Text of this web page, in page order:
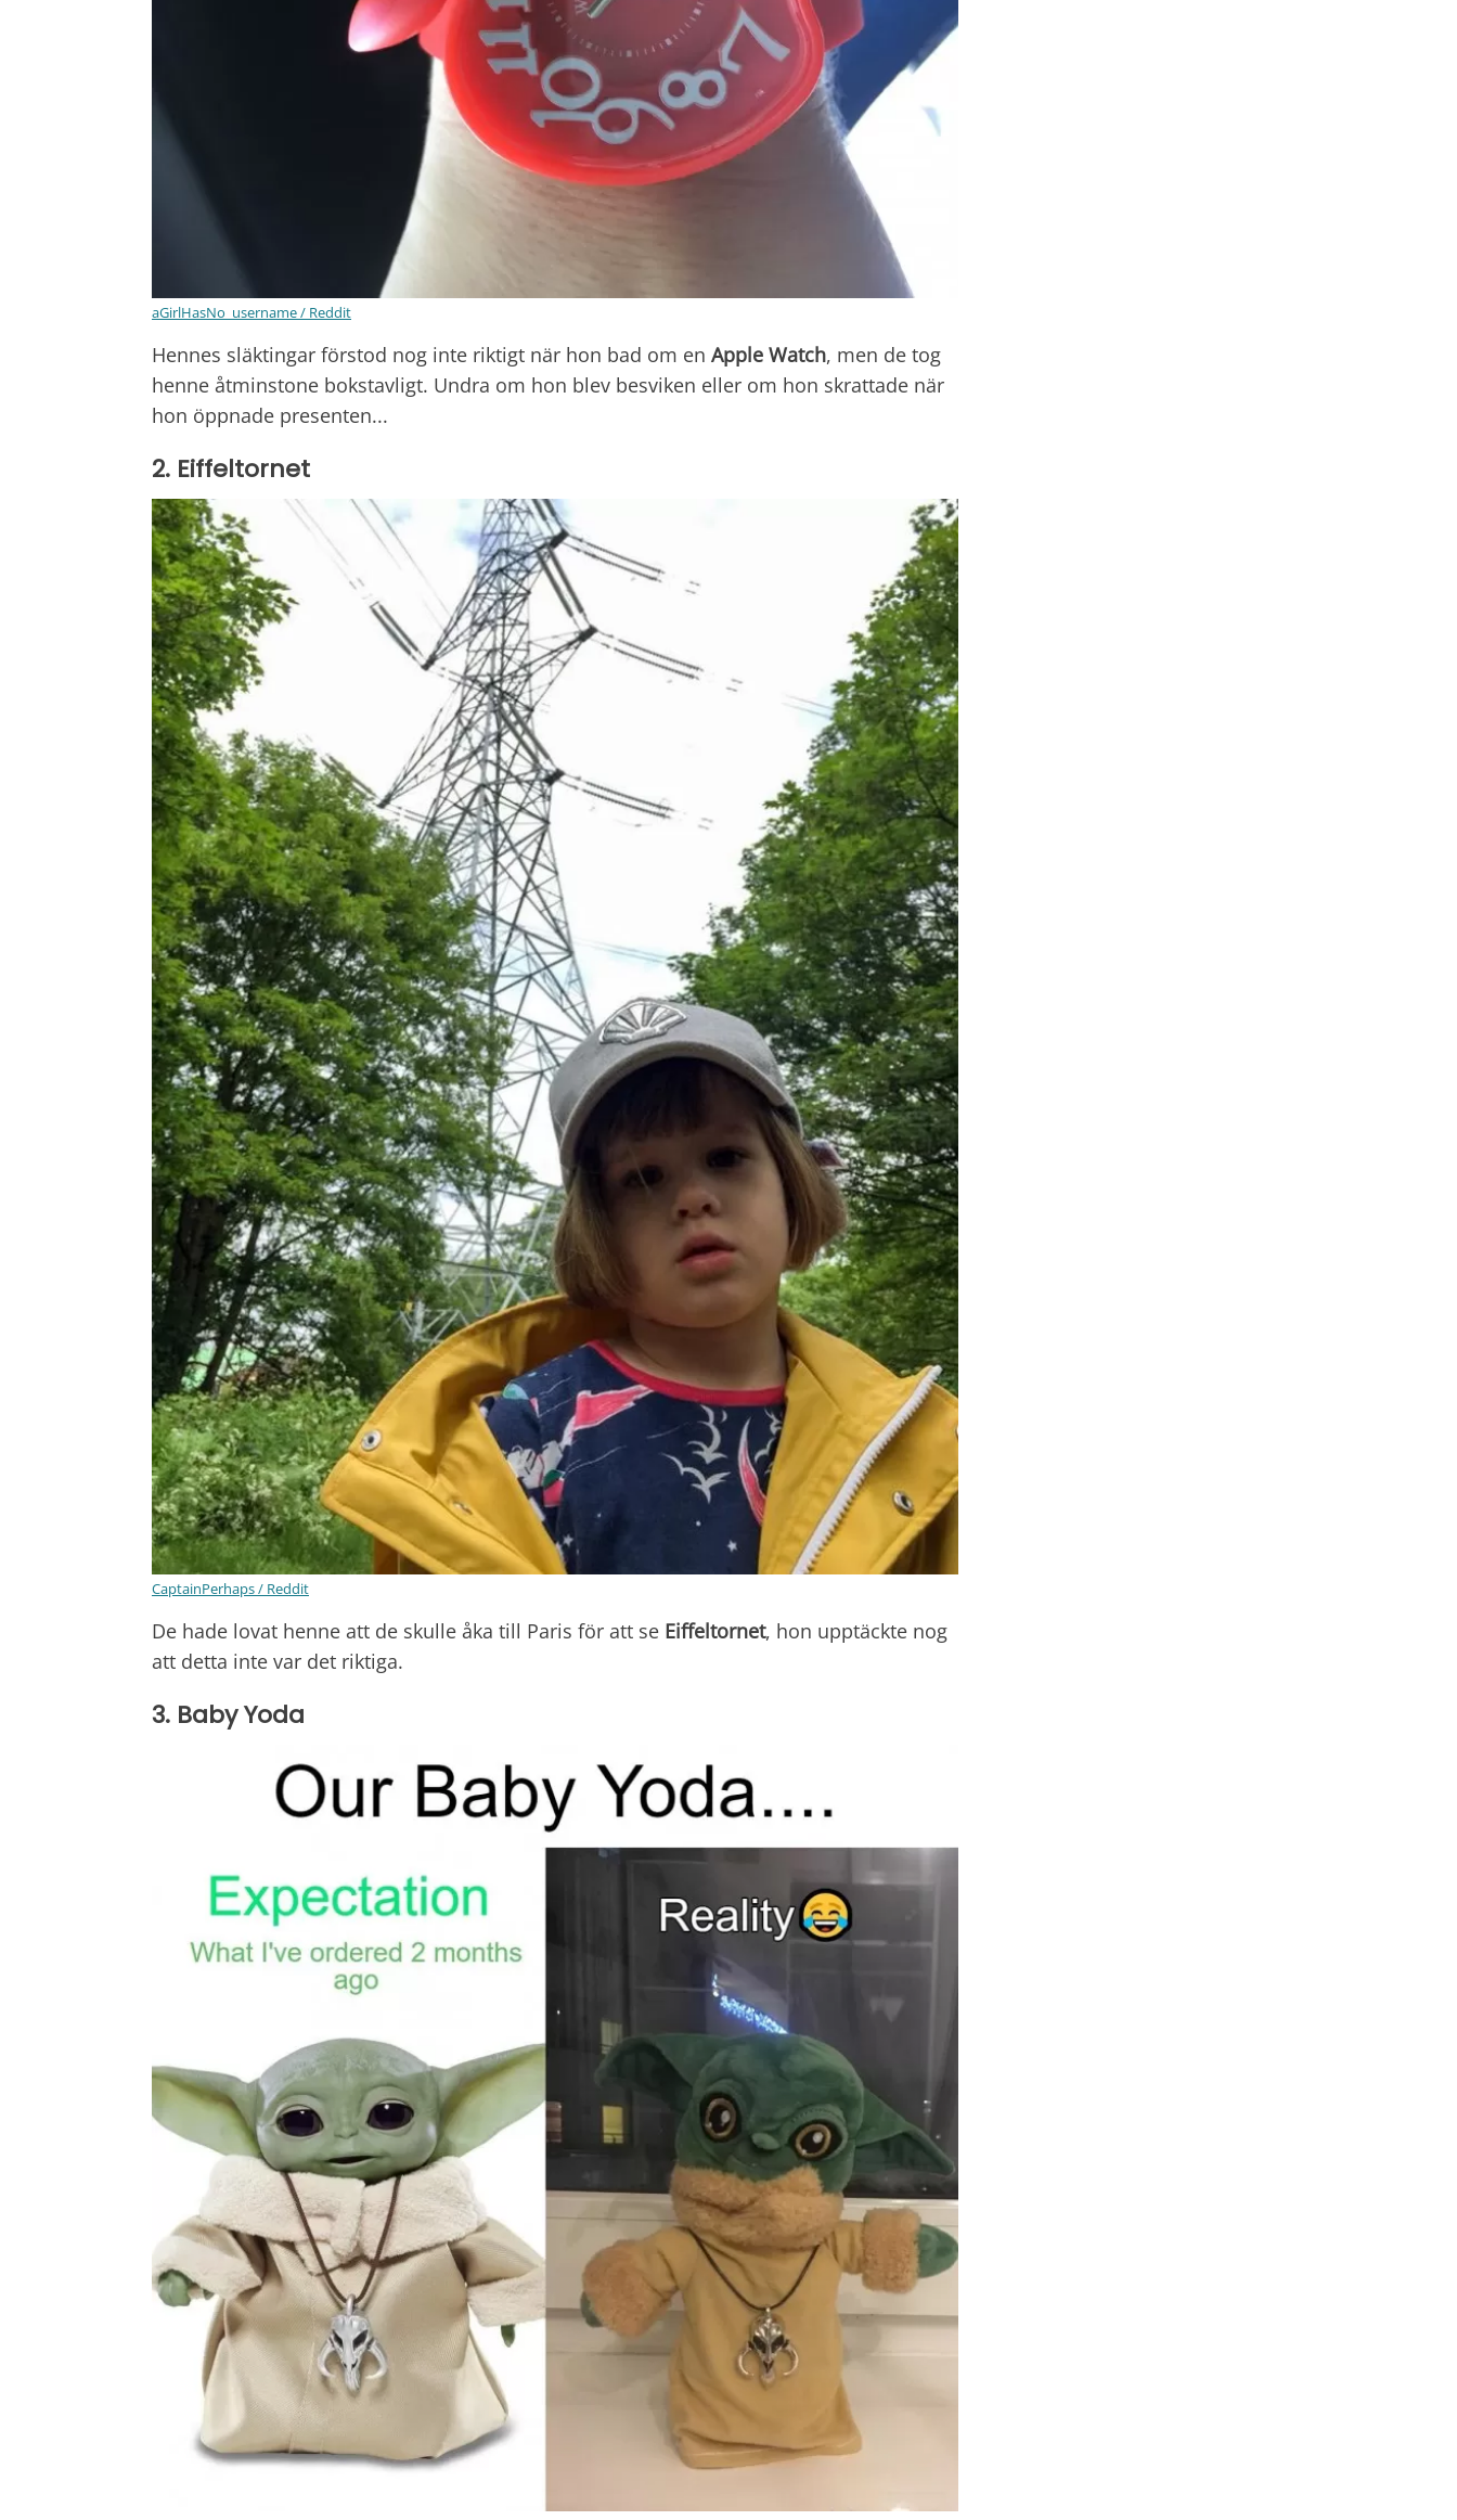
aGirlHasNo_username / Reddit
Hennes släktingar förstod nog inte riktigt när hon bad om en Apple Watch, men de tog
henne åtminstone bokstavligt. Undra om hon blev besviken eller om hon skrattade när
hon öppnade presenten...
2. Eiffeltornet
CaptainPerhaps / Reddit
De hade lovat henne att de skulle åka till Paris för att se Eiffeltornet, hon upptäckte nog
att detta inte var det riktiga.
3. Baby Yoda